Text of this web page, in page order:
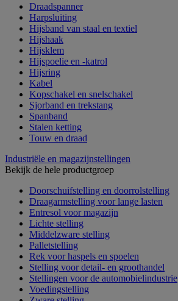
Draadspanner
Harpsluiting
Hijsband van staal en textiel
Hijshaak
Hijsklem
Hijspoelie en -katrol
Hijsring
Kabel
Kopschakel en snelschakel
Sjorband en trekstang
Spanband
Stalen ketting
Touw en draad
Industriële en magazijnstellingen
Bekijk de hele productgroep
Doorschuifstelling en doorrolstelling
Draagarmstelling voor lange lasten
Entresol voor magazijn
Lichte stelling
Middelzware stelling
Palletstelling
Rek voor haspels en spoelen
Stelling voor detail- en groothandel
Stellingen voor de automobielindustrie
Voedingstelling